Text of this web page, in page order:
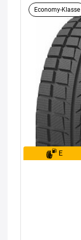
Economy-Klasse
E